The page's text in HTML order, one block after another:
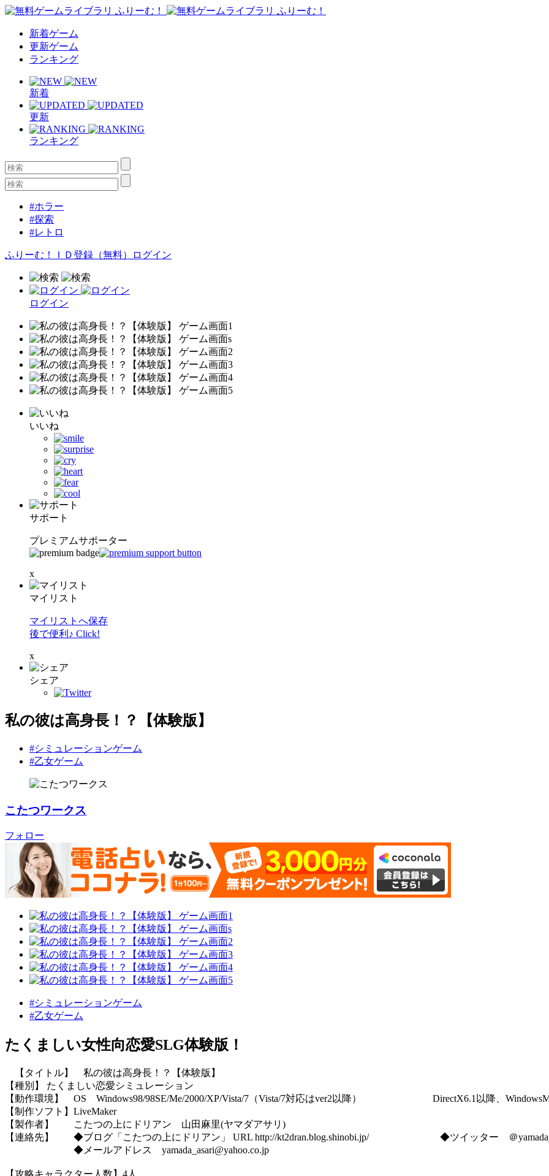
新着ゲーム
更新ゲーム
ランキング
新着
更新
ランキング
#ホラー
#探索
#レトロ
ふりーむ！ＩＤ登録（無料） ログイン
ログイン
いいね
サポート
プレミアムサポーター
x
マイリスト
マイリストへ保存
後で便利♪ Click!
x
シェア
私の彼は高身長！？【体験版】
#シミュレーションゲーム
#乙女ゲーム
こたつワークス
フォロー
#シミュレーションゲーム
#乙女ゲーム
たくましい女性向恋愛SLG体験版！
【タイトル】 私の彼は高身長！？【体験版】
【種別】 たくましい恋愛シミュレーション
【動作環境】 OS Windows98/98SE/Me/2000/XP/Vista/7（Vista/7対応はver2以降） DirectX6.1以降、
【制作ソフト】LiveMaker
【製作者】 こたつの上にドリアン 山田麻里(ヤマダアサリ)
【連絡先】 ◆ブログ「こたつの上にドリアン」 URL http://kt2dran.blog.shinobi.jp/ ◆ツイッター
◆メールアドレス yamada_asari@yahoo.co.jp
【攻略キャラクター人数】4人